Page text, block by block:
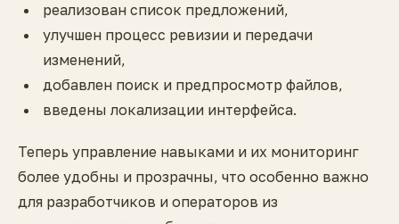
реализован список предложений,
улучшен процесс ревизии и передачи
изменений,
добавлен поиск и предпросмотр файлов,
введены локализации интерфейса.
Теперь управление навыками и их мониторинг
более удобны и прозрачны, что особенно важно
для разработчиков и операторов из